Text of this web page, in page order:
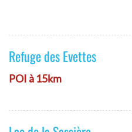
Refuge des Evettes
POI à 15km